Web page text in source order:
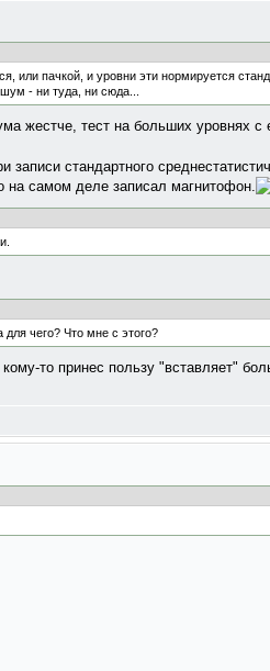
или пачкой, и уровни эти нормируется
- ни туда, ни сюда...
жестче, тест на больших уровнях
записи стандартного
на самом деле записал магнитофон.
чего? Что мне с этого?
то принес пользу "вставляет"